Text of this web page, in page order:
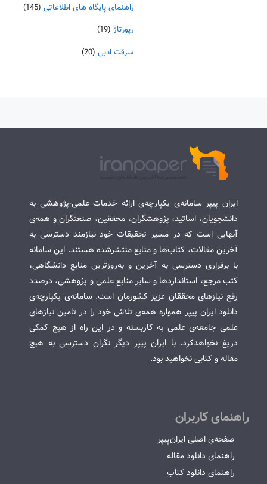
راهنمای پایگاه های اطلاعاتی (145)
رپورتاژ (19)
سرقت ادبی (20)
ایران پیپر سامانه‌ی یکپارچه‌ی ارائه خدمات علمی-پژوهشی به
دانشجویان، اساتید، پژوهشگران، محققین، صنعتگران و همه‌ی
آنهایی است که در مسیر تحقیقات خود نیازمند دسترسی به
آخرین مقالات، کتاب‌ها و منابع منتشرشده هستند. این سامانه
با برقراری دسترسی به آخرین و به‌روزترین منابع دانشگاهی،
کتب مرجع، استانداردها و سایر منابع علمی و پژوهشی، درصدد
رفع نیازهای محققان عزیز کشورمان است. سامانه‌ی یکپارچه‌ی
دانلود ایران پیپر همواره همه‌ی تلاش خود را در تامین نیازهای
علمی جامعه‌ی علمی به کاربسته و در این راه از هیچ کمکی
دریغ نخواهدکرد. با ایران پیپر دیگر نگران دسترسی به هیچ
مقاله و کتابی نخواهید بود.
راهنمای کاربران
صفحه‌ی اصلی ایران‌پیپر
راهنمای دانلود مقاله
راهنمای دانلود کتاب